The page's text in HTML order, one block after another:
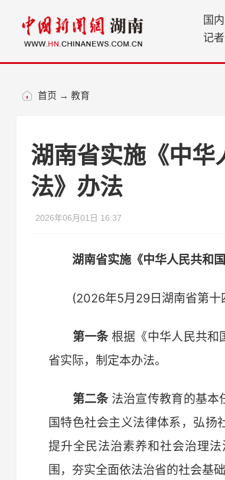
国
记
首页 → 教育
湖南省实施《中华
法》办法
2026年06月01日 16:37
湖南省实施《中华人民共和
(2026年5月29日湖南省第十
第一条 根据《中华人民共和
省实际，制定本办法。
第二条 法治宣传教育的基本
国特色社会主义法律体系，弘扬
提升全民法治素养和社会治理
围，夯实全面依法治省的社会基础